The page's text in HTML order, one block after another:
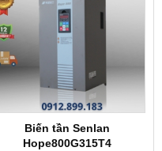
Biến tần Senlan
Hope800G315T4